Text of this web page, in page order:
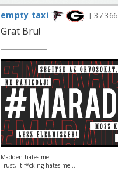
empty taxi 37 366
Grat Bru!
Madden hates me.
Trust, it f*cking hates me...